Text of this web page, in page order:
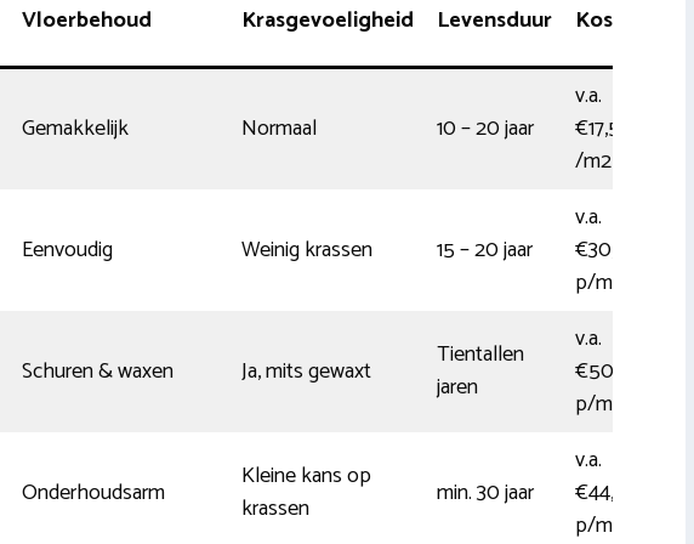
Vloerbehoud Krasgevoeligheid Levensduur Kosten
Gemakkelijk Normaal 10 – 20 jaar
v.a.
€17,50
/m2
Eenvoudig Weinig krassen 15 – 20 jaar
v.a.
€30,00
p/m2
Schuren & waxen Ja, mits gewaxt
Tientallen
jaren
v.a.
€50,00
p/m2
Onderhoudsarm
Kleine kans op
krassen
min. 30 jaar
v.a.
€44,00
p/m2